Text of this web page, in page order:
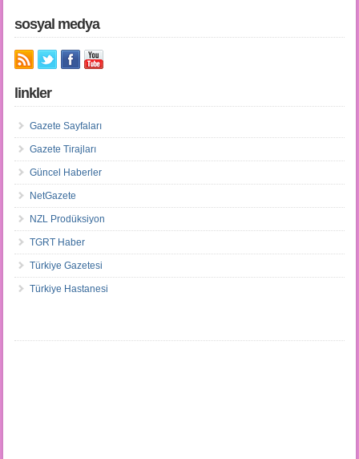
sosyal medya
linkler
Gazete Sayfaları
Gazete Tirajları
Güncel Haberler
NetGazete
NZL Prodüksiyon
TGRT Haber
Türkiye Gazetesi
Türkiye Hastanesi